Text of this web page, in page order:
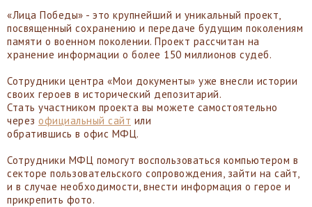
«Лица Победы» - это крупнейший и уникальный проект,
посвященный сохранению и передаче будущим поколениям
памяти о военном поколении. Проект рассчитан на
хранение информации о более 150 миллионов судеб.
Сотрудники центра «Мои документы» уже внесли истории
своих героев в исторический депозитарий.
Стать участником проекта вы можете самостоятельно
через официальный сайт или
обратившись в офис МФЦ.
Сотрудники МФЦ помогут воспользоваться компьютером в
секторе пользовательского сопровождения, зайти на сайт,
и в случае необходимости, внести информация о герое и
прикрепить фото.